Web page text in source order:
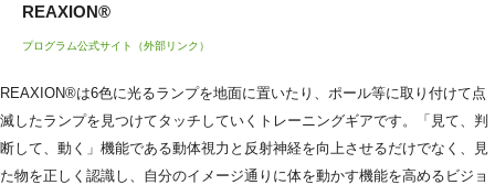
REAXION®
プログラム公式サイト（外部リンク）
REAXION®は6色に光るランプを地面に置いたり、ポール等に取り付けて点
滅したランプを見つけてタッチしていくトレーニングギアです。「見て、判
断して、動く」機能である動体視力と反射神経を向上させるだけでなく、見
た物を正しく認識し、自分のイメージ通りに体を動かす機能を高めるビジョ